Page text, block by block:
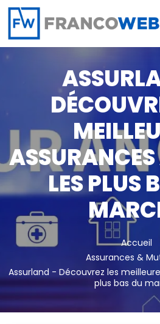
Panneau de gestion des cookies
LES PLUS
Accueil
Assurances &
Assurland - Découvrez les
plus bas du